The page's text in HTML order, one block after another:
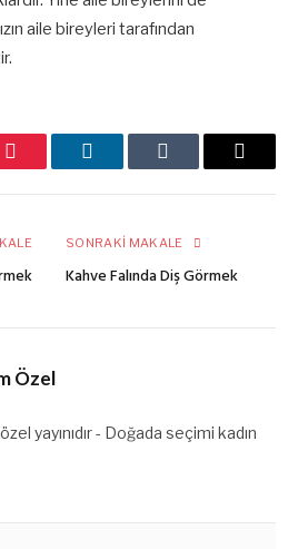
aile bireyleri tarafından
Pinterest LinkedInTumblr
E-
SONRAKI MAKALE
Kahve Falında Diş Görmek
Özel
yayınıdır - Doğada seçimi kadın